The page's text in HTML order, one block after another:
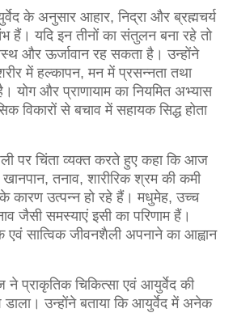
के अनुसार आहार, निद्रा और ब्रह्मचर्य
हैं। यदि इन तीनों का संतुलन बना रहे तो
और ऊर्जावान रह सकता है। उन्होंने
में हल्कापन, मन में प्रसन्नता तथा
योग और प्राणायाम का नियमित अभ्यास
विकारों से बचाव में सहायक सिद्ध होता
पर चिंता व्यक्त करते हुए कहा कि आज
तनाव, शारीरिक श्रम की कमी
कारण उत्पन्न हो रहे हैं। मधुमेह, उच्च
जैसी समस्याएं इसी का परिणाम हैं।
एवं सात्विक जीवनशैली अपनाने का आह्वान
ने प्राकृतिक चिकित्सा एवं आयुर्वेद की
डाला। उन्होंने बताया कि आयुर्वेद में अनेक